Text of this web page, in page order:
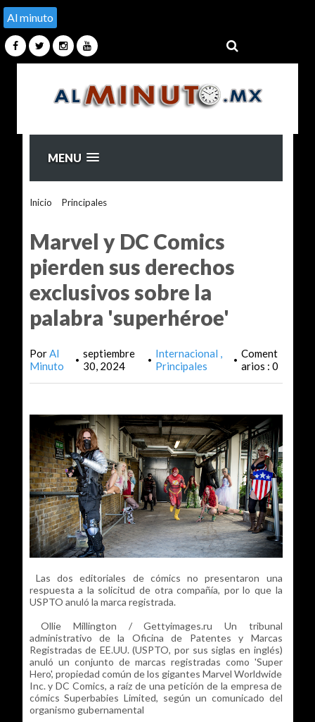
Al minuto
MENU
Inicio Principales>
Marvel y DC Comics
pierden sus derechos
exclusivos sobre la
palabra 'superhéroe'
PorAl
Minuto
• septiembre
30, 2024
• Internacional
Principales
• Coment
arios : 0
Las dos editoriales de cómics no presentaron una
respuesta a la solicitud de otra compañía, por lo que la
USPTO anuló la marca registrada.
Ollie Millington / Gettyimages.ru Un tribunal
administrativo de la Oficina de Patentes y Marcas
Registradas de EE.UU. (USPTO, por sus siglas en inglés)
anuló un conjunto de marcas registradas como 'Super
Hero', propiedad común de los gigantes Marvel Worldwide
Inc. y DC Comics, a raíz de una petición de la empresa de
cómics Superbabies Limited, según un comunicado del
organismo gubernamental